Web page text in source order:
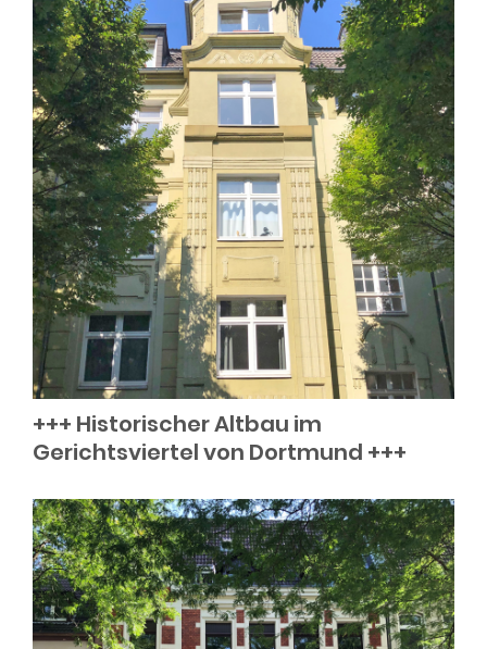
+++ Historischer Altbau im
Gerichtsviertel von Dortmund +++